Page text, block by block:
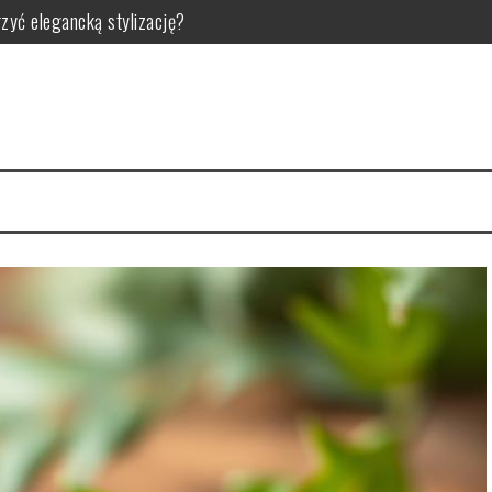
elegancką stylizację?
i zastosowanie w pielęgnacji
zastosowanie i bezpieczeństwo
porów?